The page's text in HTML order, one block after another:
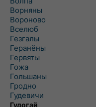
Ворняны
Вороново
Вселюб
Гезгалы
Геранёны
Гервяты
Гожа
Гольшаны
Гродно
Гудевичи
Гудогай